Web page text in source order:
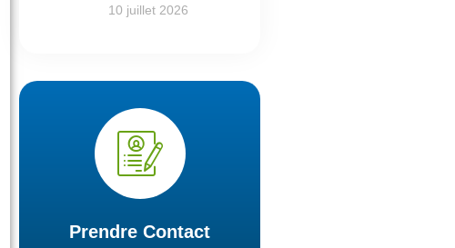
10 juillet 2026
Prendre Contact